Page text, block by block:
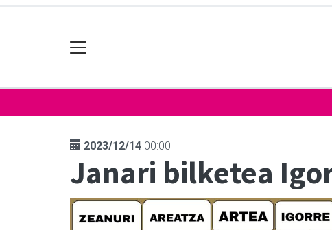
2023/12/14 00:00
Janari bilketea